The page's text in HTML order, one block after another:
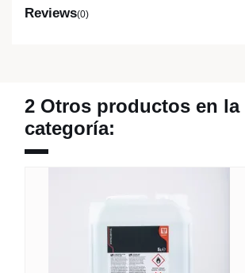
Reviews(0)
2 Otros productos en la
categoría: